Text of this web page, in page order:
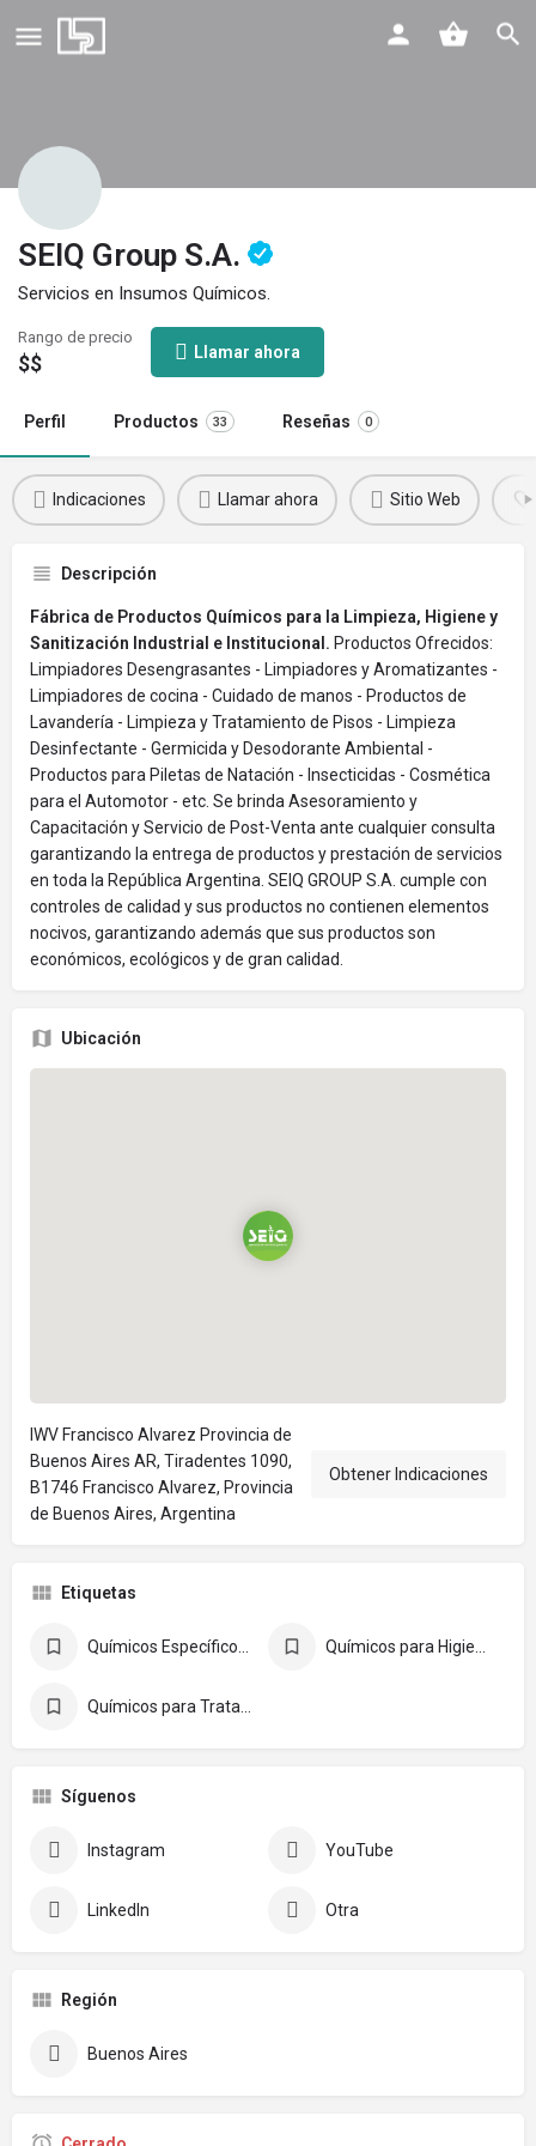
SEIQ Group S.A.
Servicios en Insumos Químicos.
Rango de precio
$$ Llamar ahora
Perfil Productos 33 Reseñas 0
Indicaciones Llamar ahora Sitio Web
Descripción
Fábrica de Productos Químicos para la Limpieza, Higiene y
Sanitización Industrial e Institucional. Productos Ofrecidos:
Limpiadores Desengrasantes - Limpiadores y Aromatizantes -
Limpiadores de cocina - Cuidado de manos - Productos de
Lavandería - Limpieza y Tratamiento de Pisos - Limpieza
Desinfectante - Germicida y Desodorante Ambiental -
Productos para Piletas de Natación - Insecticidas - Cosmética
para el Automotor - etc. Se brinda Asesoramiento y
Capacitación y Servicio de Post-Venta ante cualquier consulta
garantizando la entrega de productos y prestación de servicios
en toda la República Argentina. SEIQ GROUP S.A. cumple con
controles de calidad y sus productos no contienen elementos
nocivos, garantizando además que sus productos son
económicos, ecológicos y de gran calidad.
Ubicación
IWV Francisco Alvarez Provincia de
Buenos Aires AR, Tiradentes 1090,
B1746 Francisco Alvarez, Provincia
de Buenos Aires, Argentina
Obtener Indicaciones
Etiquetas
Síguenos
Instagram YouTube
LinkedIn Otra
Región
Buenos Aires